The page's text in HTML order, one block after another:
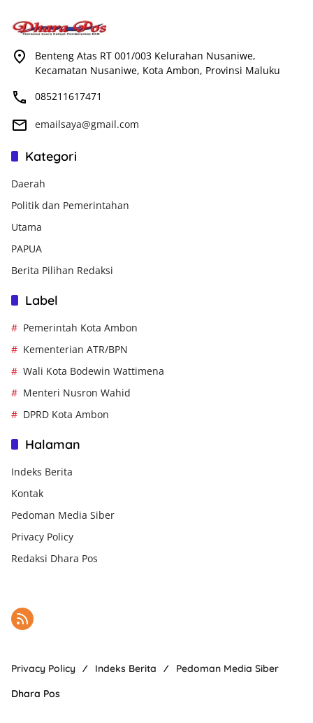
Benteng Atas RT 001/003 Kelurahan Nusaniwe,
Kecamatan Nusaniwe, Kota Ambon, Provinsi Maluku
085211617471
emailsaya@gmail.com
Kategori
Daerah
Politik dan Pemerintahan
Utama
PAPUA
Berita Pilihan Redaksi
Label
Pemerintah Kota Ambon
Kementerian ATR/BPN
Wali Kota Bodewin Wattimena
Menteri Nusron Wahid
DPRD Kota Ambon
Halaman
Indeks Berita
Kontak
Pedoman Media Siber
Privacy Policy
Redaksi Dhara Pos
Privacy Policy Indeks Berita
Pedoman Media Siber
Dhara Pos